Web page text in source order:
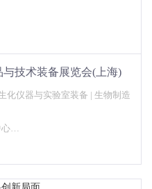
与技术装备展览会(上海)
化仪器与实验室装备 | 生物制造